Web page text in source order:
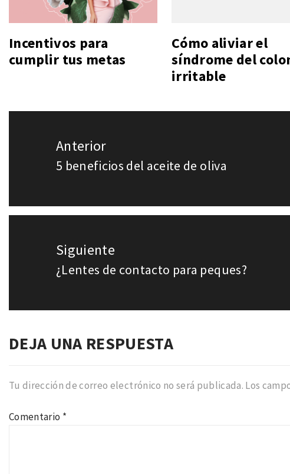
Incentivos para
cumplir tus metas
Cómo aliviar el
síndrome del
irritable
entradas
Anterior
Entrada
5 beneficios del aceite de oliva
Siguiente
Entrada
¿Lentes de contacto para peques?
DEJA UNA RESPUESTA
Tu dirección de correo electrónico no será publicada. Los
Comentario *